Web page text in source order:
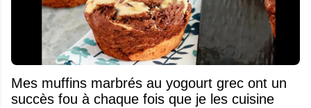
Mes muffins marbrés au yogourt grec ont un
succès fou à chaque fois que je les cuisine